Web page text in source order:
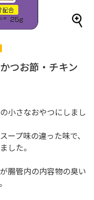
つお節・チキン
小さなおやつにしまし
ープ味の違った味で、
した。
腸管内の内容物の臭い